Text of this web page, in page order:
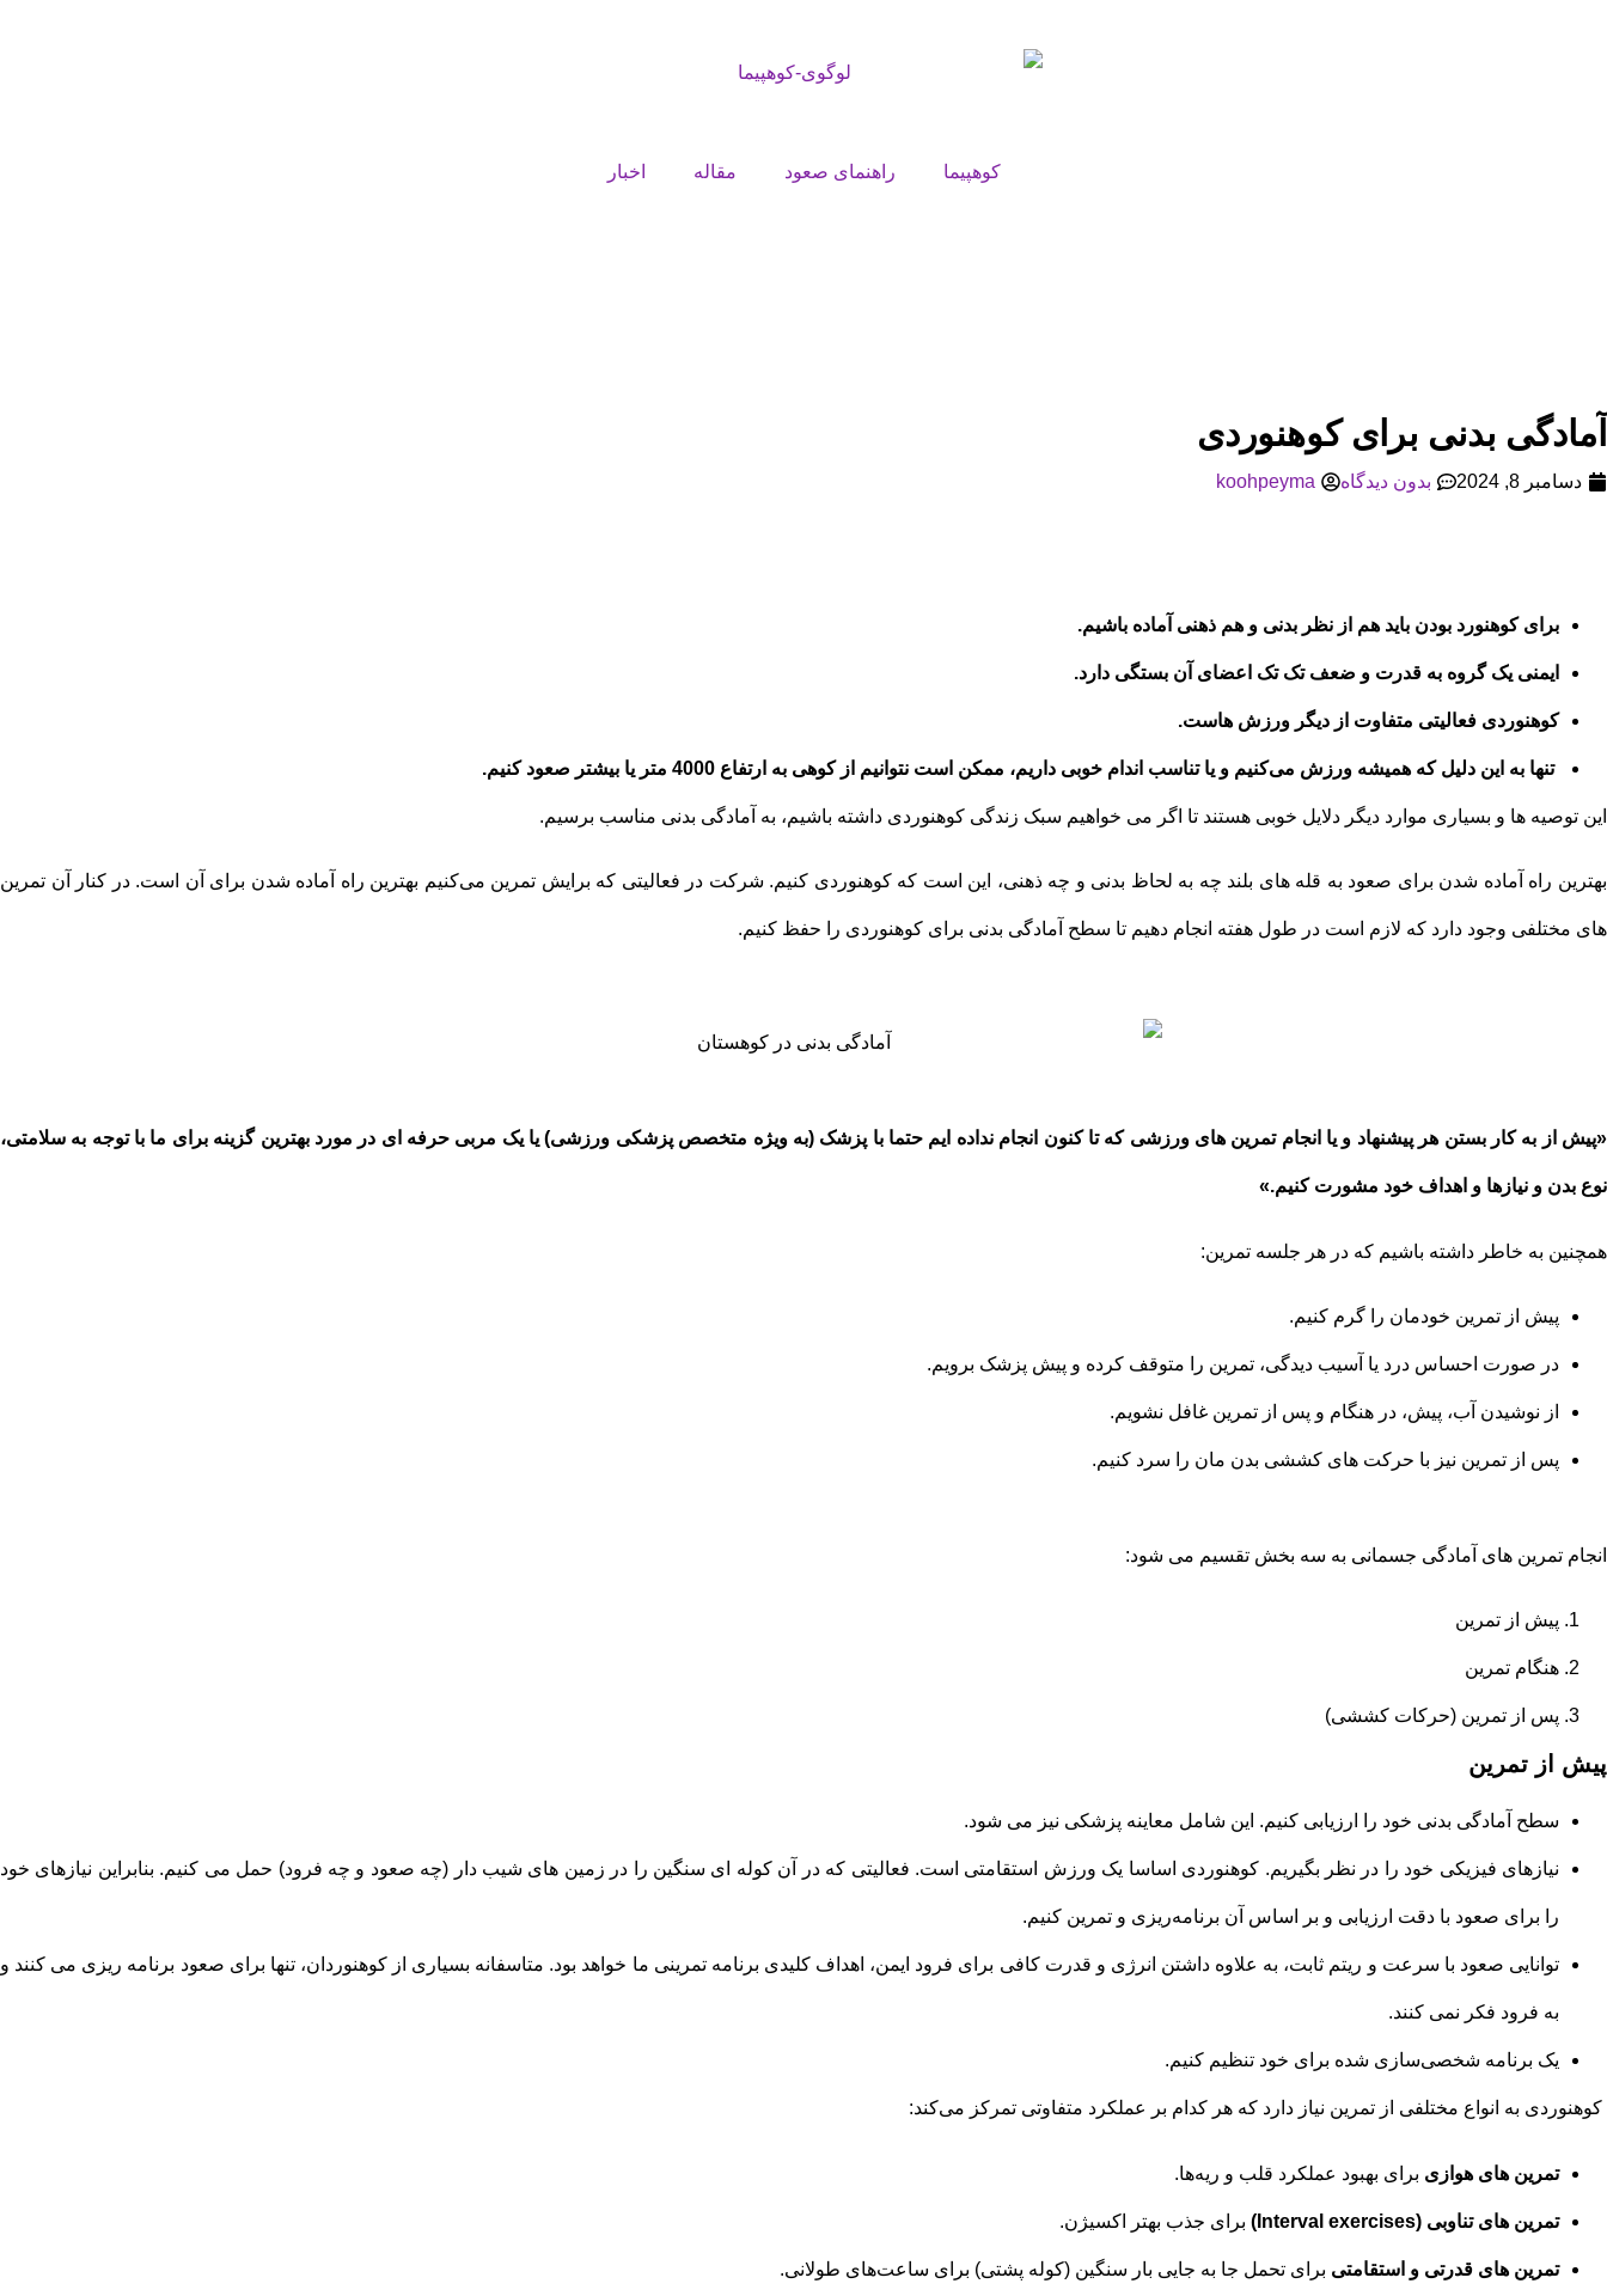
کوهپیما راهنمای صعود مقاله اخبار
آمادگی بدنی برای کوهنوردی
دسامبر 8, 2024 بدون دیدگاه koohpeyma
برای کوهنورد بودن باید هم از نظر بدنی و هم ذهنی آماده باشیم.
ایمنی یک گروه به قدرت و ضعف تک تک اعضای آن بستگی دارد.
کوهنوردی فعالیتی متفاوت از دیگر ورزش هاست.
تنها به این دلیل که همیشه ورزش می‌کنیم و یا تناسب اندام خوبی داریم، ممکن است نتوانیم از کوهی به ارتفاع 4000 متر یا بیشتر صعود کنیم.
این توصیه ها و بسیاری موارد دیگر دلایل خوبی هستند تا اگر می خواهیم سبک زندگی کوهنوردی داشته باشیم، به آمادگی بدنی مناسب برسیم.
بهترین راه آماده شدن برای صعود به قله های بلند چه به لحاظ بدنی و چه ذهنی، این است که کوهنوردی کنیم. شرکت در فعالیتی که برایش تمرین می‌کنیم بهترین راه آماده شدن برای آن است. در کنار آن تمرین
های مختلفی وجود دارد که لازم است در طول هفته انجام دهیم تا سطح آمادگی بدنی برای کوهنوردی را حفظ کنیم.
«پیش از به کار بستن هر پیشنهاد و یا انجام تمرین های ورزشی که تا کنون انجام نداده ایم حتما با پزشک (به ویژه متخصص پزشکی ورزشی) یا یک مربی حرفه ای در مورد بهترین گزینه برای ما با توجه به سلامتی،
نوع بدن و نیازها و اهداف خود مشورت کنیم.»
همچنین به خاطر داشته باشیم که در هر جلسه تمرین:
پیش از تمرین خودمان را گرم کنیم.
در صورت احساس درد یا آسیب دیدگی، تمرین را متوقف کرده و پیش پزشک برویم.
از نوشیدن آب، پیش، در هنگام و پس از تمرین غافل نشویم.
پس از تمرین نیز با حرکت های کششی بدن مان را سرد کنیم.
انجام تمرین های آمادگی جسمانی به سه بخش تقسیم می شود:
پیش از تمرین
هنگام تمرین
پس از تمرین (حرکات کششی)
پیش از تمرین
سطح آمادگی بدنی خود را ارزیابی کنیم. این شامل معاینه پزشکی نیز می شود.
نیازهای فیزیکی خود را در نظر بگیریم. کوهنوردی اساسا یک ورزش استقامتی است. فعالیتی که در آن کوله ای سنگین را در زمین های شیب دار (چه صعود و چه فرود) حمل می کنیم. بنابراین نیازهای خود
را برای صعود با دقت ارزیابی و بر اساس آن برنامه‌ریزی و تمرین کنیم.
توانایی صعود با سرعت و ریتم ثابت، به علاوه داشتن انرژی و قدرت کافی برای فرود ایمن، اهداف کلیدی برنامه تمرینی ما خواهد بود. متاسفانه بسیاری از کوهنوردان، تنها برای صعود برنامه ریزی می کنند و
به فرود فکر نمی کنند.
یک برنامه شخصی‌سازی شده برای خود تنظیم کنیم.
کوهنوردی به انواع مختلفی از تمرین نیاز دارد که هر کدام بر عملکرد متفاوتی تمرکز می‌کند:
تمرین های هوازی برای بهبود عملکرد قلب و ریه‌ها.
تمرین های تناوبی (Interval exercises) برای جذب بهتر اکسیژن.
تمرین های قدرتی و استقامتی برای تحمل جا به جایی بار سنگین (کوله پشتی) برای ساعت‌های طولانی.